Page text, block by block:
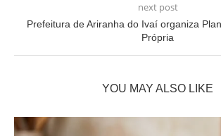
next post
Prefeitura de Ariranha do Ivaí organiza
Própria
YOU MAY ALSO LIKE